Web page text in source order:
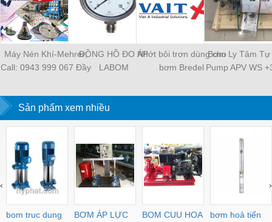
Máy Nén Khí-Mehrer;
Call: 0943 999 067 Đầy
nhu cầu
ĐỒNG HỒ ĐO ÁP
LABOM
Nhớt bôi trơn dùng cho
bơm Bredel
Bơm Ly Tâm Tự
Pump APV WS
Sản phẩm xem nhiều
bom truc dung
BƠM ÁP LỰC
BOM CUU HOA
bơm hoả tiển
‹ ›